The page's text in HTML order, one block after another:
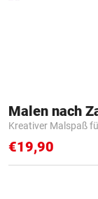
Kreativer Malspaß
€19,90